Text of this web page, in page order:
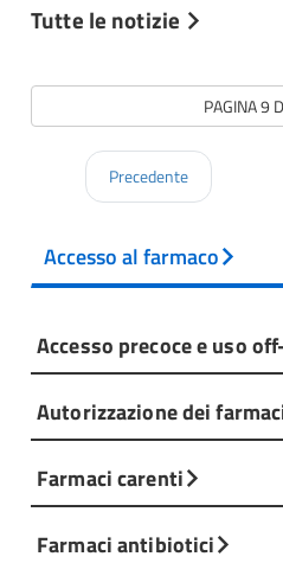
Tutte le notizie
PAGINA 9
Precedente
Accesso al farmaco
Accesso precoce e uso
Autorizzazione dei
Farmaci carenti
Farmaci antibiotici